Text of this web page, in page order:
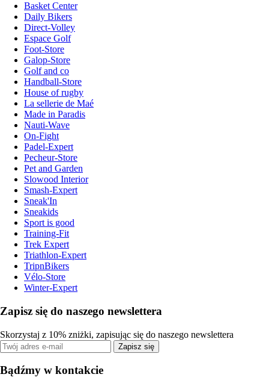
Basket Center
Daily Bikers
Direct-Volley
Espace Golf
Foot-Store
Galop-Store
Golf and co
Handball-Store
House of rugby
La sellerie de Maé
Made in Paradis
Nauti-Wave
On-Fight
Padel-Expert
Pecheur-Store
Pet and Garden
Slowood Interior
Smash-Expert
Sneak'In
Sneakids
Sport is good
Training-Fit
Trek Expert
Triathlon-Expert
TripnBikers
Vélo-Store
Winter-Expert
Zapisz się do naszego newslettera
Skorzystaj z 10% zniżki, zapisując się do naszego newslettera
Zapisz się
Bądźmy w kontakcie